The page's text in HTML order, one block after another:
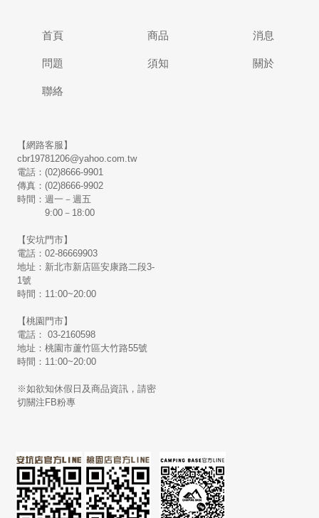
首頁 商品 消息
問題 須知 關於
聯絡
【網路客服】
cbr19781206@yahoo.com.tw
電話：(02)8666-9901
傳真：(02)8666-9902
時間：週一－週五
9:00－18:00
【安坑門市】
電話：02-86669903
地址：新北市新店區安康路二段3-
1號
時間：11:00~20:00
【桃園門市】
電話： 03-2160598
地址：桃園市蘆竹區大竹路55號
時間：11:00~20:00
※如欲知休假日及商品資訊，請密
切關注FB粉專